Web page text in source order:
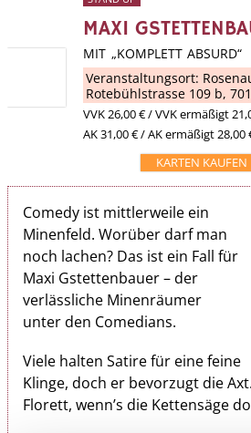
MAXI
MIT „KOMPLETT ABSURD“
Veranstaltungsort:
Rotebühlstrasse 109 b,
VVK26,00 €/ VVK ermäßigt
AK 31,00 € / AK ermäßigt
KARTEN KAUFEN
Comedy ist mittlerweile ein
Minenfeld. Worüber darf man
noch lachen? Das ist ein Fall für
Maxi Gstettenbauer – der
verlässliche Minenräumer
unter den Comedians.
Viele halten Satire für eine feine
Klinge, doch er bevorzugt die
Florett, wenn’s die Kettensäge